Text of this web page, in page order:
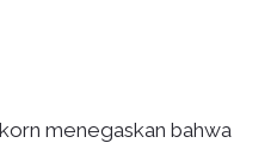
menegaskan bahwa